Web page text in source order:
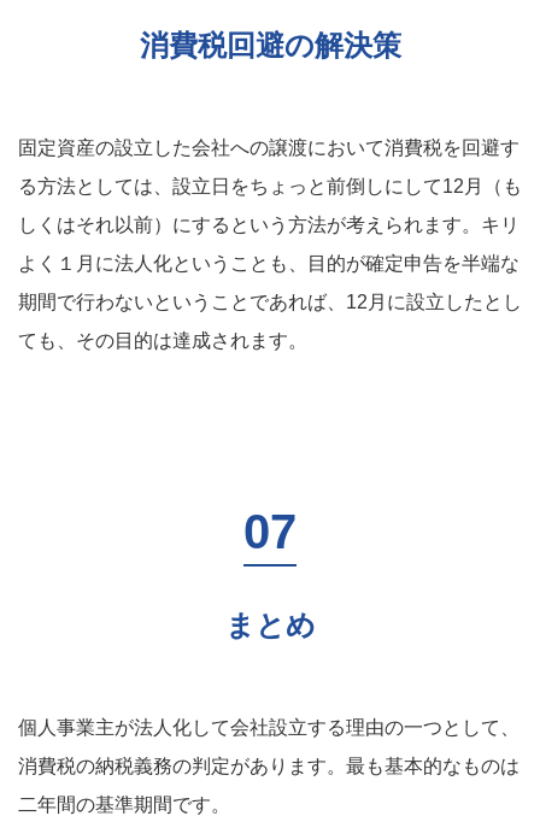
消費税回避の解決策
固定資産の設立した会社への譲渡において消費税を回避す
る方法としては、設立日をちょっと前倒しにして12月（も
しくはそれ以前）にするという方法が考えられます。キリ
よく１月に法人化ということも、目的が確定申告を半端な
期間で行わないということであれば、12月に設立したとし
ても、その目的は達成されます。
まとめ
個人事業主が法人化して会社設立する理由の一つとして、
消費税の納税義務の判定があります。最も基本的なものは
二年間の基準期間です。